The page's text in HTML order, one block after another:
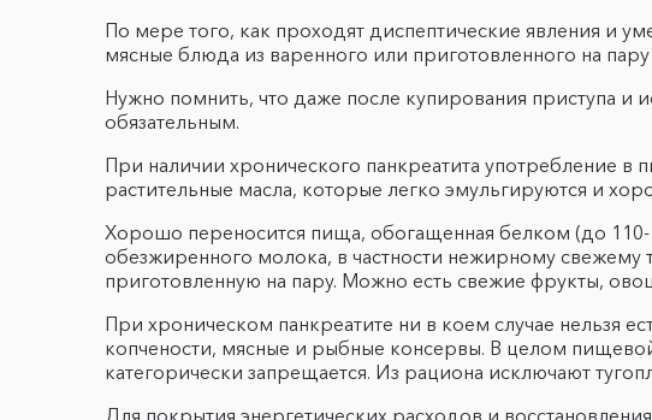
По мере того, как проходят диспептические явления и
мясные блюда из варенного или приготовленного на
Нужно помнить, что даже после купирования приступа и
обязательным.
При наличии хронического панкреатита употребление
растительные масла, которые легко эмульгируются и
Хорошо переносится пища, обогащенная белком (до
обезжиренного молока, в частности нежирному
приготовленную на пару. Можно есть свежие фрукты,
При хроническом панкреатите ни в коем случае нельзя
копчености, мясные и рыбные консервы. В целом
категорически запрещается. Из рациона исключают
Для покрытия энергетических расходов и